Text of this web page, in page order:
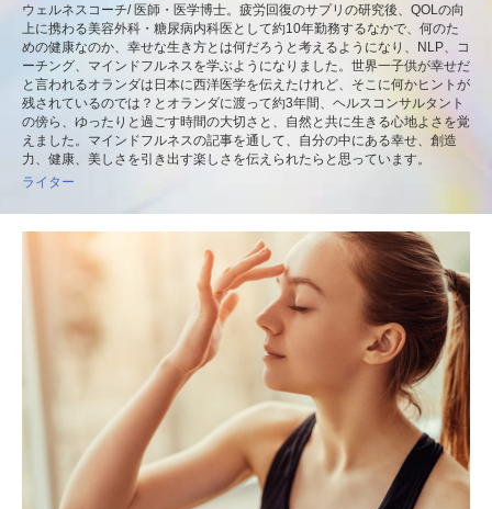
ウェルネスコーチ/ 医師・医学博士。疲労回復のサプリの研究後、QOLの向
上に携わる美容外科・糖尿病内科医として約10年勤務するなかで、何のた
めの健康なのか、幸せな生き方とは何だろうと考えるようになり、NLP、コ
ーチング、マインドフルネスを学ぶようになりました。世界一子供が幸せだ
と言われるオランダは日本に西洋医学を伝えたけれど、そこに何かヒントが
残されているのでは？とオランダに渡って約3年間、ヘルスコンサルタント
の傍ら、ゆったりと過ごす時間の大切さと、自然と共に生きる心地よさを覚
えました。マインドフルネスの記事を通して、自分の中にある幸せ、創造
力、健康、美しさを引き出す楽しさを伝えられたらと思っています。
ライター